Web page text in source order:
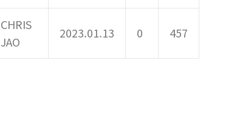
CHRIS
JAO
2023.01.13 0 457